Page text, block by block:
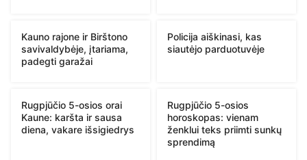
Kauno rajone ir Birštono
savivaldybėje, įtariama,
padegti garažai
Policija aiškinasi, kas
siautėjo parduotuvėje
Rugpjūčio 5-osios orai
Kaune: karšta ir sausa
diena, vakare išsigiedrys
Rugpjūčio 5-osios
horoskopas: vienam
ženklui teks priimti sunkų
sprendimą